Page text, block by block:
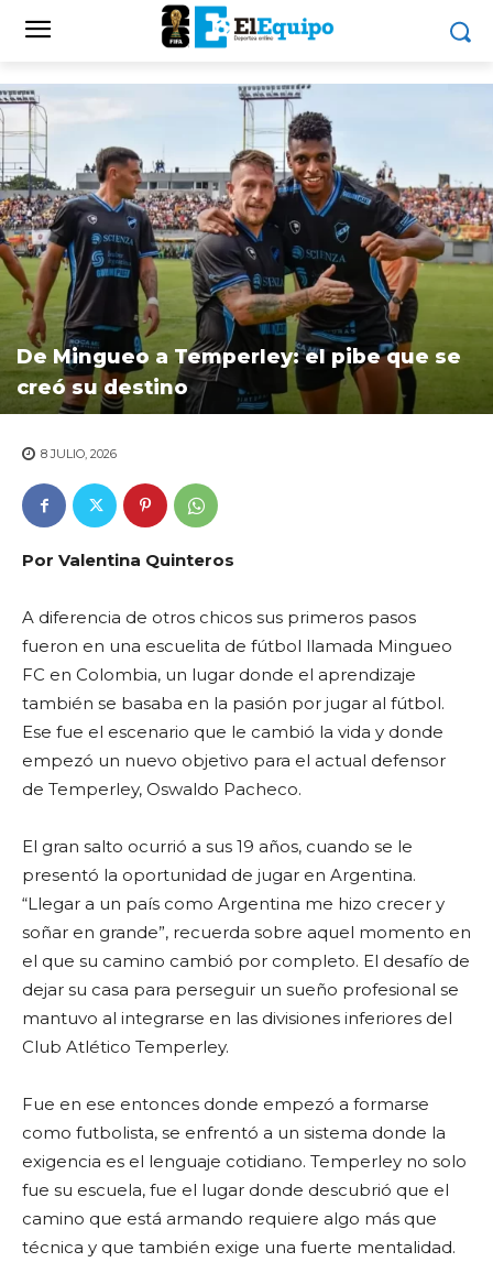
De Mingueo a Temperley: el pibe que se
creó su destino
8 JULIO, 2026
Por Valentina Quinteros
A diferencia de otros chicos sus primeros pasos
fueron en una escuelita de fútbol llamada Mingueo
FC en Colombia, un lugar donde el aprendizaje
también se basaba en la pasión por jugar al fútbol.
Ese fue el escenario que le cambió la vida y donde
empezó un nuevo objetivo para el actual defensor
de Temperley, Oswaldo Pacheco.
El gran salto ocurrió a sus 19 años, cuando se le
presentó la oportunidad de jugar en Argentina.
“Llegar a un país como Argentina me hizo crecer y
soñar en grande”, recuerda sobre aquel momento en
el que su camino cambió por completo. El desafío de
dejar su casa para perseguir un sueño profesional se
mantuvo al integrarse en las divisiones inferiores del
Club Atlético Temperley.
Fue en ese entonces donde empezó a formarse
como futbolista, se enfrentó a un sistema donde la
exigencia es el lenguaje cotidiano. Temperley no solo
fue su escuela, fue el lugar donde descubrió que el
camino que está armando requiere algo más que
técnica y que también exige una fuerte mentalidad.